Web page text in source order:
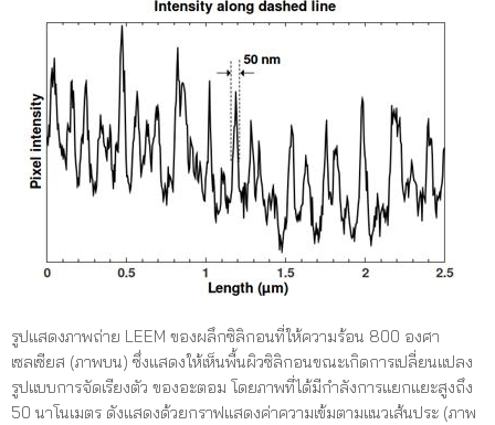
รูปแสดงภาพถ่าย LEEM ของผลึกซิลิกอนที่ให้ความร้อน 800 องศา
เซลเซียส (ภาพบน) ซึ่งแสดงให้เห็นพื้นผิวซิลิกอนขณะเกิดการเปลี่ยนแปลง
รูปแบบการจัดเรียงตัว ของอะตอม โดยภาพที่ได้มีกำลังการแยกแยะสูงถึง
50 นาโนเมตร ดังแสดงด้วยกราฟแสดงค่าความเข้มตามแนวเส้นประ (ภาพ